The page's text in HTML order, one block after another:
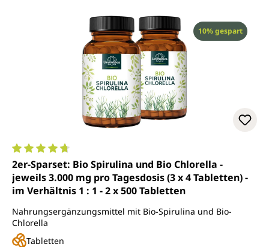
Rabatt
10% gespart
Durchschnittliche Bewertung von 4.8 von 5 Sternen
2er-Sparset: Bio Spirulina und Bio Chlorella -
jeweils 3.000 mg pro Tagesdosis (3 x 4 Tabletten) -
im Verhältnis 1 : 1 - 2 x 500 Tabletten
Nahrungsergänzungsmittel mit Bio-Spirulina und Bio-
Chlorella
Tabletten